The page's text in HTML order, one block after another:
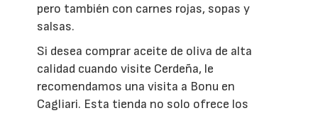
pero también con carnes rojas, sopas y
salsas.
Si desea comprar aceite de oliva de alta
calidad cuando visite Cerdeña, le
recomendamos una visita a Bonu en
Cagliari. Esta tienda no solo ofrece los